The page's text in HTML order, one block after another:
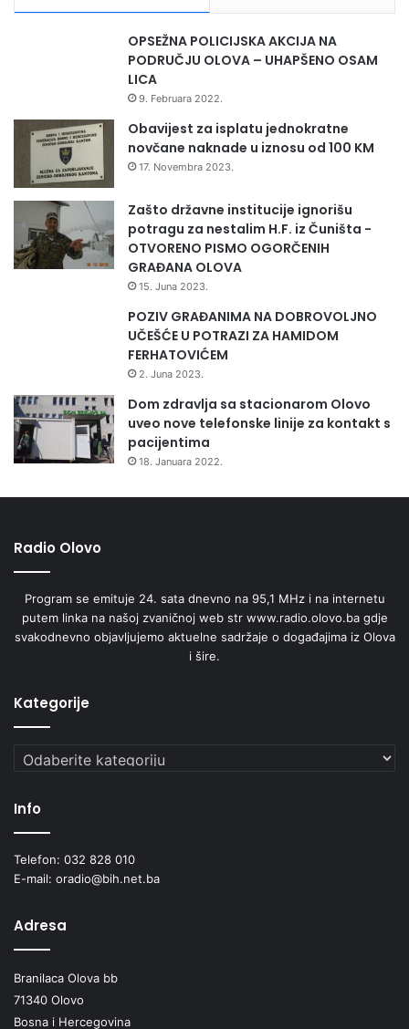
OPSEŽNA POLICIJSKA AKCIJA NA
PODRUČJU OLOVA – UHAPŠENO OSAM
LICA
9. Februara 2022.
Obavijest za isplatu jednokratne
novčane naknade u iznosu od 100 KM
17. Novembra 2023.
Zašto državne institucije ignorišu
potragu za nestalim H.F. iz Čuništa -
OTVORENO PISMO OGORČENIH
GRAĐANA OLOVA
15. Juna 2023.
POZIV GRAĐANIMA NA DOBROVOLJNO
UČEŠĆE U POTRAZI ZA HAMIDOM
FERHATOVIĆEM
2. Juna 2023.
Dom zdravlja sa stacionarom Olovo
uveo nove telefonske linije za kontakt s
pacijentima
18. Januara 2022.
Radio Olovo
Program se emituje 24. sata dnevno na 95,1 MHz i na internetu
putem linka na našoj zvaničnoj web str www.radio.olovo.ba gdje
svakodnevno objavljujemo aktuelne sadržaje o događajima iz Olova
i šire.
Kategorije
Kategorije
Info
Telefon: 032 828 010
E-mail: oradio@bih.net.ba
Adresa
Branilaca Olova bb
71340 Olovo
Bosna i Hercegovina